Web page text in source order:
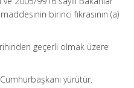
birinci fıkrasının (a)
geçerli olmak üzere
yürütür.